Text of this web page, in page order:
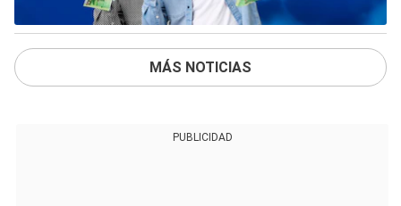
MÁS NOTICIAS
PUBLICIDAD